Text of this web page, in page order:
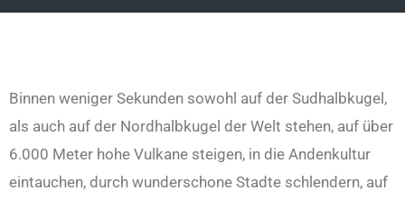
Binnen weniger Sekunden sowohl auf der Sudhalbkugel,
als auch auf der Nordhalbkugel der Welt stehen, auf über
6.000 Meter hohe Vulkane steigen, in die Andenkultur
eintauchen, durch wunderschone Stadte schlendern, auf